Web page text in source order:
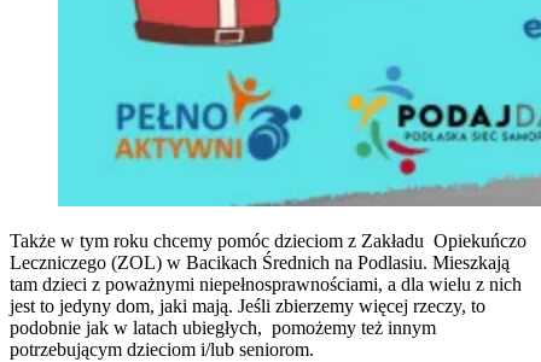
Także w tym roku chcemy pomóc dzieciom z Zakładu Opiekuńczo
Leczniczego (ZOL) w Bacikach Średnich na Podlasiu. Mieszkają
tam dzieci z poważnymi niepełnosprawnościami, a dla wielu z nich
jest to jedyny dom, jaki mają. Jeśli zbierzemy więcej rzeczy, to
podobnie jak w latach ubiegłych, pomożemy też innym
potrzebującym dzieciom i/lub seniorom.